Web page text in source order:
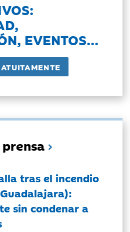
EVENTOS...
tras el incendio
sin condenar a